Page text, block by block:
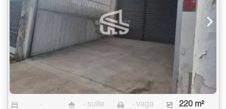
- - suíte - vaga 220 m²